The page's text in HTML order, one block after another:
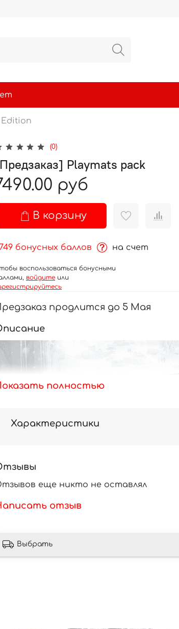
(0)
Playmats pack
руб
В корзину
бонусных баллов на счет
воспользоваться бонусными
войдите или
продлится до 5 Мая
полностью
Характеристики
еще никто не оставлял
отзыв
Выбрать